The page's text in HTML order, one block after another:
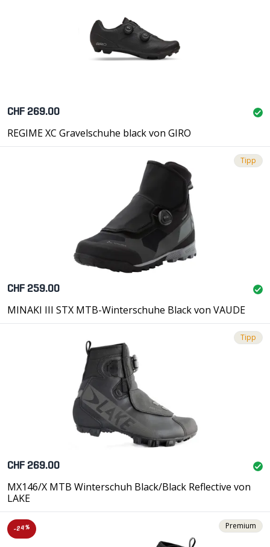
CHF 269.00
REGIME XC Gravelschuhe black von GIRO
Tipp
CHF 259.00
MINAKI III STX MTB-Winterschuhe Black von VAUDE
Tipp
CHF 269.00
MX146/X MTB Winterschuh Black/Black Reflective von
LAKE
-24% Premium